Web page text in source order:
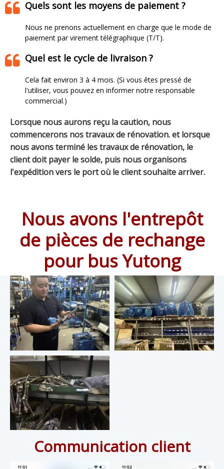
Quels sont les moyens de paiement ?
Nous ne prenons actuellement en charge que le mode de
paiement par virement télégraphique (T/T).
Quel est le cycle de livraison ?
Cela fait environ 3 à 4 mois. (Si vous êtes pressé de
l'utiliser, vous pouvez en informer notre responsable
commercial.)
Lorsque nous aurons reçu la caution, nous
commencerons nos travaux de rénovation. et lorsque
nous avons terminé les travaux de rénovation, le
client doit payer le solde, puis nous organisons
l'expédition vers le port où le client souhaite arriver.
Nous avons l'entrepôt
de pièces de rechange
pour bus Yutong
Communication client